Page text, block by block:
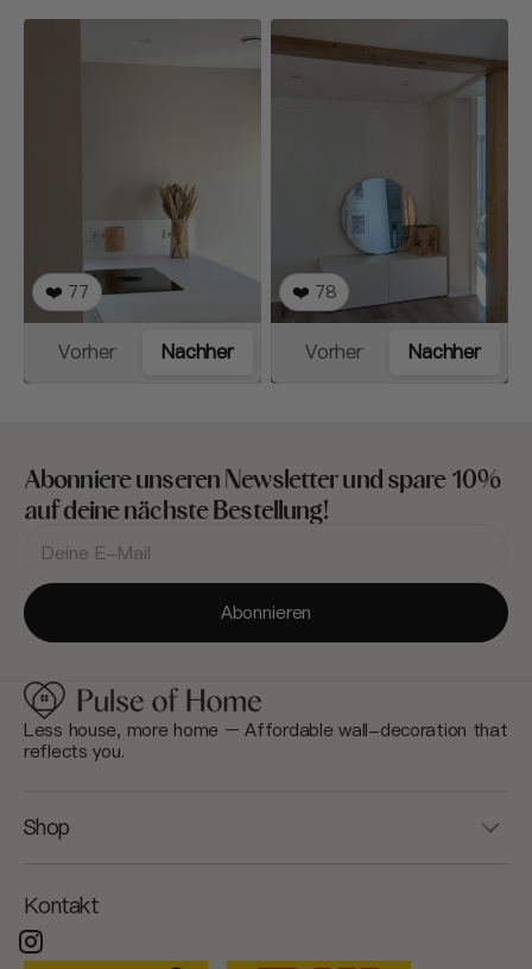
❤️ 77
Vorher Nachher
❤️ 78
Vorher Nachher
Abonniere unseren Newsletter und spare 10%
auf deine nächste Bestellung!
Mail-
Adresse
Abonnieren
Less house, more home – Affordable wall-decoration that
reflects you.
Shop
Kontakt
Instagram